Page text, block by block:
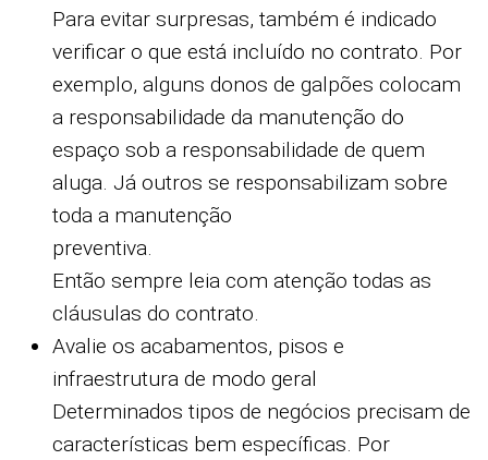
Para evitar surpresas, também é indicado
verificar o que está incluído no contrato. Por
exemplo, alguns donos de galpões colocam
a responsabilidade da manutenção do
espaço sob a responsabilidade de quem
aluga. Já outros se responsabilizam sobre
toda a manutenção
preventiva.
Então sempre leia com atenção todas as
cláusulas do contrato.
Avalie os acabamentos, pisos e
infraestrutura de modo geral
Determinados tipos de negócios precisam de
características bem específicas. Por